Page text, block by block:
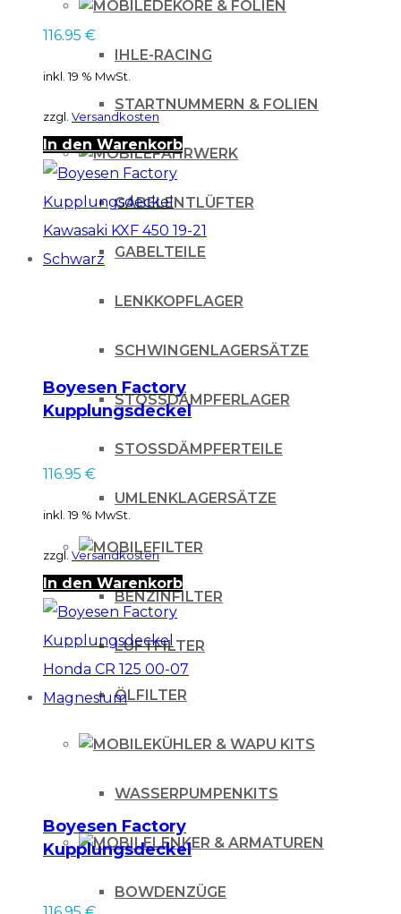
DEKORE & FOLIEN
IHLE-RACING
STARTNUMMERN & FOLIEN
FAHRWERK
GABELENTLÜFTER
GABELTEILE
LENKKOPFLAGER
SCHWINGENLAGERSÄTZE
STOSSDÄMPFERLAGER
STOSSDÄMPFERTEILE
UMLENKLAGERSÄTZE
FILTER
BENZINFILTER
LUFTFILTER
ÖLFILTER
KÜHLER & WAPU KITS
WASSERPUMPENKITS
LENKER & ARMATUREN
BOWDENZÜGE
Schwarz
116.95 €
inkl. 19 % MwSt.
zzgl. Versandkosten
In den Warenkorb
Boyesen Factory
Kupplungsdeckel
19-21 Schwarz
116.95 €
inkl. 19 % MwSt.
zzgl. Versandkosten
In den Warenkorb
Boyesen Factory
Kupplungsdeckel
Magnesium